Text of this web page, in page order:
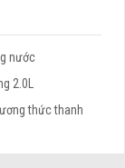
nước
2.0L
thức thanh